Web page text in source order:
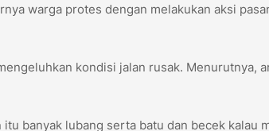
warga protes dengan melakukan aksi
kondisi jalan rusak. Menurutnya,
banyak lubang serta batu dan becek kalau